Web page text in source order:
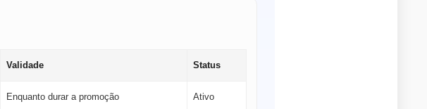
Validade Status
Enquanto durar a promoção Ativo